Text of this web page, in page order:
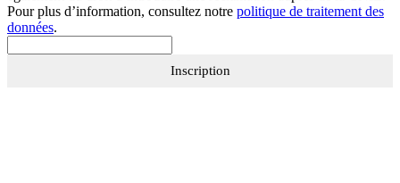
Pour plus d’information, consultez notre politique de traitement des
données.
Inscription